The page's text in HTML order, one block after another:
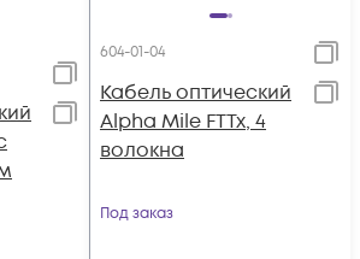
604-01-04
Кабель оптический
Alpha Mile FTTx, 4
волокна
Под заказ